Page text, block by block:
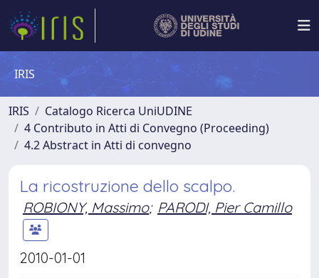
IRIS
IRIS
Catalogo Ricerca UniUDINE
4 Contributo in Atti di Convegno (Proceeding)
4.2 Abstract in Atti di convegno
La ricostruzione dello scalpo.
ROBIONY, Massimo; PARODI, Pier Camillo
2010-01-01